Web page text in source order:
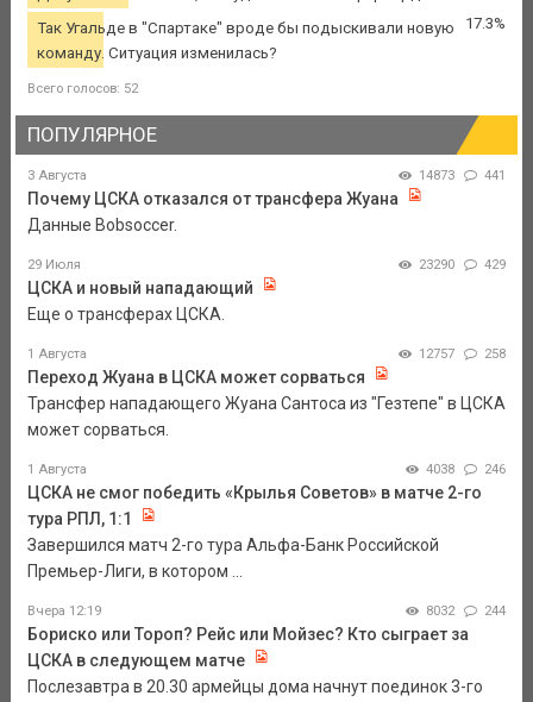
Так Угальде в "Спартаке" вроде бы подыскивали новую
команду. Ситуация изменилась?
17.3%
Всего голосов: 52
ПОПУЛЯРНОЕ
3 Августа 14873 441
Почему ЦСКА отказался от трансфера Жуана
Данные Bobsoccer.
29 Июля 23290 429
ЦСКА и новый нападающий
Еще о трансферах ЦСКА.
1 Августа 12757 258
Переход Жуана в ЦСКА может сорваться
Трансфер нападающего Жуана Сантоса из "Гезтепе" в ЦСКА
может сорваться.
1 Августа 4038 246
ЦСКА не смог победить «Крылья Советов» в матче 2-го
тура РПЛ, 1:1
Завершился матч 2-го тура Альфа-Банк Российской
Премьер-Лиги, в котором ...
Вчера 12:19 8032 244
Бориско или Тороп? Рейс или Мойзес? Кто сыграет за
ЦСКА в следующем матче
Послезавтра в 20.30 армейцы дома начнут поединок 3-го